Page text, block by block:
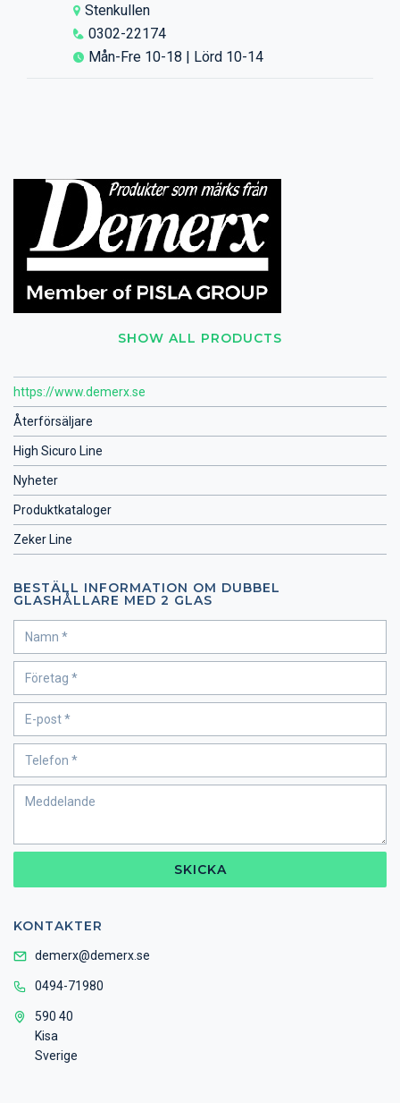
SHOW ALL PRODUCTS
https://www.demerx.se
Återförsäljare
High Sicuro Line
Nyheter
Produktkataloger
Zeker Line
BESTÄLL INFORMATION OM DUBBEL
GLASHÅLLARE MED 2 GLAS
SKICKA
KONTAKTER
demerx@demerx.se
0494-71980
590 40
Kisa
Sverige
Stenkullen
0302-22174
Mån-Fre 10-18 | Lörd 10-14